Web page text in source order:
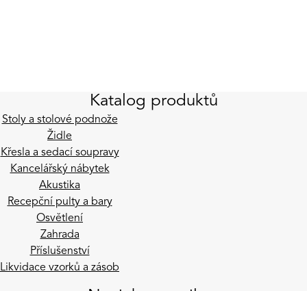
Katalog produktů
Stoly a stolové podnože
Židle
Křesla a sedací soupravy
Kancelářský nábytek
Akustika
Recepční pulty a bary
Osvětlení
Zahrada
Příslušenství
Likvidace vzorků a zásob